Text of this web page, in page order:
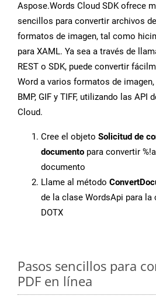
Aspose.Words Cloud SDK ofrece
sencillos para convertir archivos
formatos de imagen, tal como
para XAML. Ya sea a través de
REST o SDK, puede convertir
Word a varios formatos de imagen,
BMP, GIF y TIFF, utilizando las API
Cloud.
Cree el objeto Solicitud de
documento para convertir
documento
Llame al método
de la clase WordsApi para la
DOTX
Pasos sencillos para
PDF en línea